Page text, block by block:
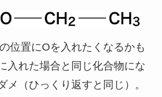
位置にOを入れたくなるかも
入れた場合と同じ化合物にな
メ（ひっくり返すと同じ）。